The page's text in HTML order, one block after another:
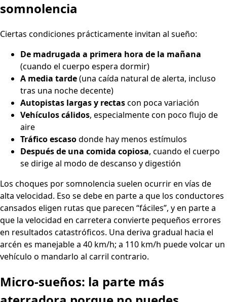
somnolencia
Ciertas condiciones prácticamente invitan al sueño:
De madrugada a primera hora de la mañana
(cuando el cuerpo espera dormir)
A media tarde(una caída natural de alerta, incluso
tras una noche decente)
Autopistas largas y rectascon poca variación
Vehículos cálidos, especialmente con poco flujo de
aire
Tráfico escasodonde hay menos estímulos
Después de una comida copiosa, cuando el cuerpo
se dirige al modo de descanso y digestión
Los choques por somnolencia suelen ocurrir en vías de
alta velocidad. Eso se debe en parte a que los conductores
cansados eligen rutas que parecen “fáciles”, y en parte a
que la velocidad en carretera convierte pequeños errores
en resultados catastróficos. Una deriva gradual hacia el
arcén es manejable a 40 km/h; a 110 km/h puede volcar un
vehículo o mandarlo al carril contrario.
Micro-sueños: la parte más